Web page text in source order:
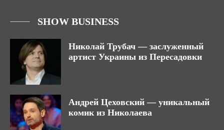
SHOW BUSINESS
Николай Трубач — заслуженный
артист Украины из Пересадовки
Андрей Цеховский — уникальный
комик из Николаева